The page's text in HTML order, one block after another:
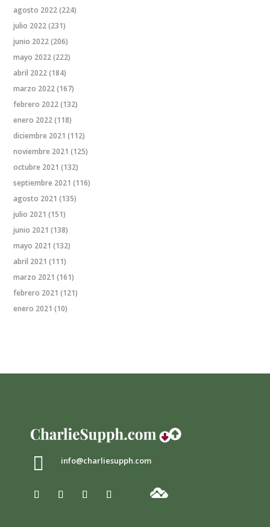
agosto 2022(224)
julio 2022(231)
junio 2022(206)
mayo 2022(222)
abril 2022(184)
marzo 2022(167)
febrero 2022(132)
enero 2022(118)
diciembre 2021 (112)
noviembre 2021 (125)
octubre 2021 (132)
septiembre 2021 (116)
agosto 2021 (135)
julio 2021 (151)
junio 2021 (138)
mayo 2021 (132)
abril 2021 (111)
marzo 2021 (161)
febrero 2021 (121)
enero 2021 (10)
 info@charliesupph.com